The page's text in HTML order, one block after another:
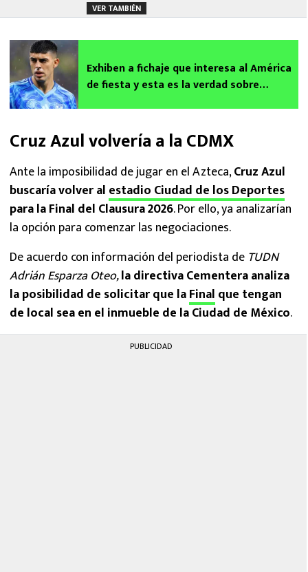
VER TAMBIÉN
Exhiben a fichaje que interesa al América
de fiesta y esta es la verdad sobre
Cruz Azul volvería a la CDMX
Ante la imposibilidad de jugar en el Azteca,Cruz Azul
buscaría volver al estadio Ciudad de los Deportes
para la Final del Clausura 2026. Por ello, ya analizarían
la opción para comenzar las negociaciones.
De acuerdo con información del periodista de TUDN
Adrián Esparza Oteo,la directiva Cementera analiza
la posibilidad de solicitar que laFinal que tengan
de local sea en el inmueble de la Ciudad de México.
PUBLICIDAD